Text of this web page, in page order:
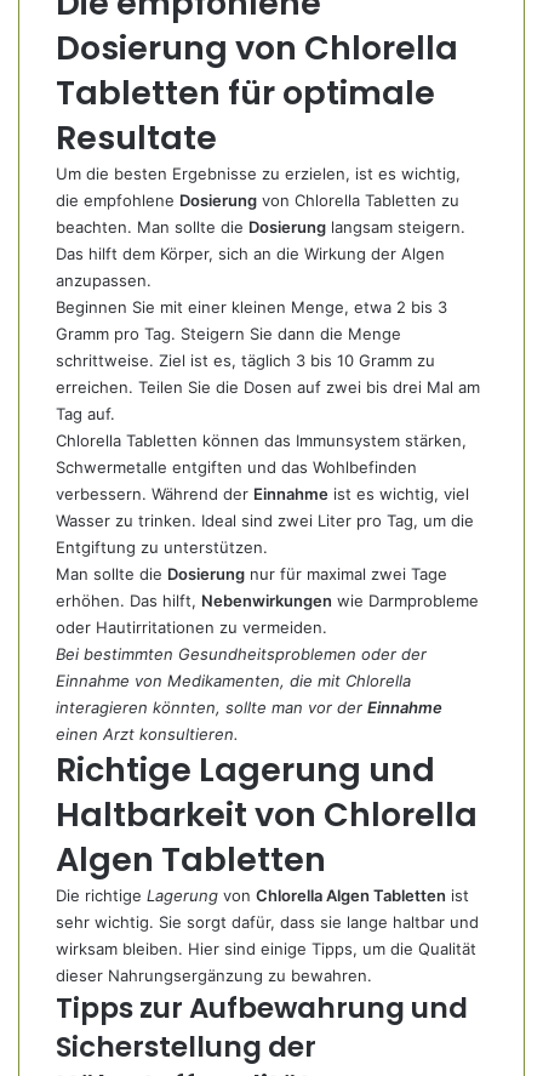
Dosierung von Chlorella
Tabletten für optimale
Resultate
Um die besten Ergebnisse zu erzielen, ist es wichtig,
die empfohlene Dosierung von Chlorella Tabletten zu
beachten. Man sollte die Dosierung langsam steigern.
Das hilft dem Körper, sich an die Wirkung der Algen
anzupassen.
Beginnen Sie mit einer kleinen Menge, etwa 2 bis 3
Gramm pro Tag. Steigern Sie dann die Menge
schrittweise. Ziel ist es, täglich 3 bis 10 Gramm zu
erreichen. Teilen Sie die Dosen auf zwei bis drei Mal am
Tag auf.
Chlorella Tabletten können das Immunsystem stärken,
Schwermetalle entgiften und das Wohlbefinden
verbessern. Während der Einnahme ist es wichtig, viel
Wasser zu trinken. Ideal sind zwei Liter pro Tag, um die
Entgiftung zu unterstützen.
Man sollte die Dosierung nur für maximal zwei Tage
erhöhen. Das hilft, Nebenwirkungen wie Darmprobleme
oder Hautirritationen zu vermeiden.
Bei bestimmten Gesundheitsproblemen oder der
Einnahme von Medikamenten, die mit Chlorella
interagieren könnten, sollte man vor der Einnahme
einen Arzt konsultieren.
Richtige Lagerung und
Haltbarkeit von Chlorella
Algen Tabletten
Die richtige Lagerung von Chlorella Algen Tabletten ist
sehr wichtig. Sie sorgt dafür, dass sie lange haltbar und
wirksam bleiben. Hier sind einige Tipps, um die Qualität
dieser Nahrungsergänzung zu bewahren.
Tipps zur Aufbewahrung und
Sicherstellung der